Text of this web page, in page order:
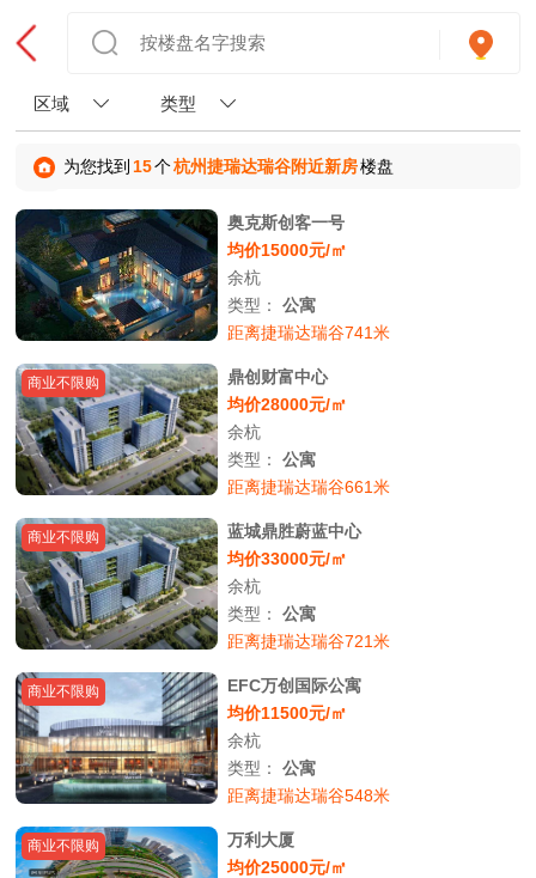
区域 类型
为您找到 15个杭州捷瑞达瑞谷附近新房楼盘
奥克斯创客一号
均价15000元/㎡
余杭
类型：公寓
距离捷瑞达瑞谷741米
商业不限购
鼎创财富中心
均价28000元/㎡
余杭
类型：公寓
距离捷瑞达瑞谷661米
商业不限购
蓝城鼎胜蔚蓝中心
均价33000元/㎡
余杭
类型：公寓
距离捷瑞达瑞谷721米
商业不限购
EFC万创国际公寓
均价11500元/㎡
余杭
类型：公寓
距离捷瑞达瑞谷548米
商业不限购
万利大厦
均价25000元/㎡